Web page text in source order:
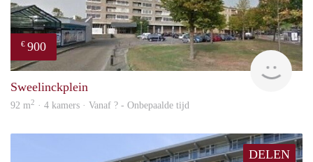
€ 900
rent
Sweelinckplein
92 m2 · 4 kamers · Vanaf ? - Onbepaalde tijd
DELEN